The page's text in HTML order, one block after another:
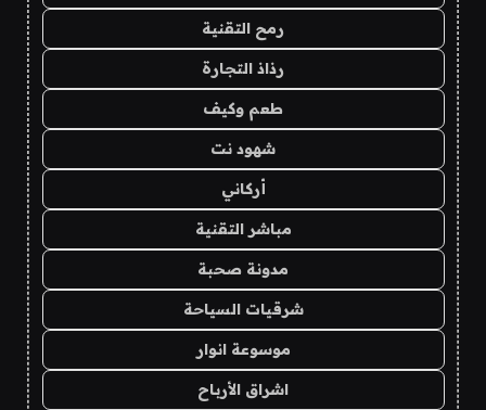
رمح التقنية
رذاذ التجارة
طعم وكيف
شهود نت
أركاني
مباشر التقنية
مدونة صحبة
شرقيات السياحة
موسوعة انوار
اشراق الأرباح